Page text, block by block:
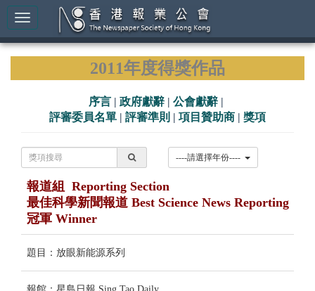
2011年度得獎作品
序言 | 政府獻辭 | 公會獻辭 |
評審委員名單 | 評審準則 | 項目贊助商 | 獎項
報道組 Reporting Section
最佳科學新聞報道 Best Science News Reporting
冠軍 Winner
題目：放眼新能源系列